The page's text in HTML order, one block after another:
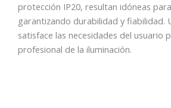
protección IP20, resultan idóneas
garantizando durabilidad y fiabilidad.
satisface las necesidades del usuario
profesional de la iluminación.